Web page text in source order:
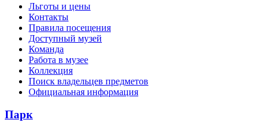
Льготы и цены
Контакты
Правила посещения
Доступный музей
Команда
Работа в музее
Коллекция
Поиск владельцев предметов
Официальная информация
Парк